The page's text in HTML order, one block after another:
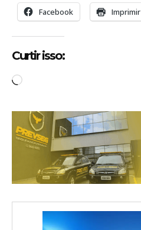
Facebook Imprimir
Curtir isso:
C
r
r
e
n
d